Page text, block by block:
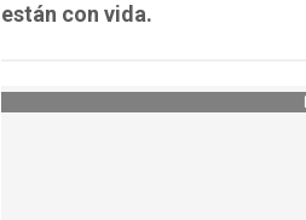
están con vida.